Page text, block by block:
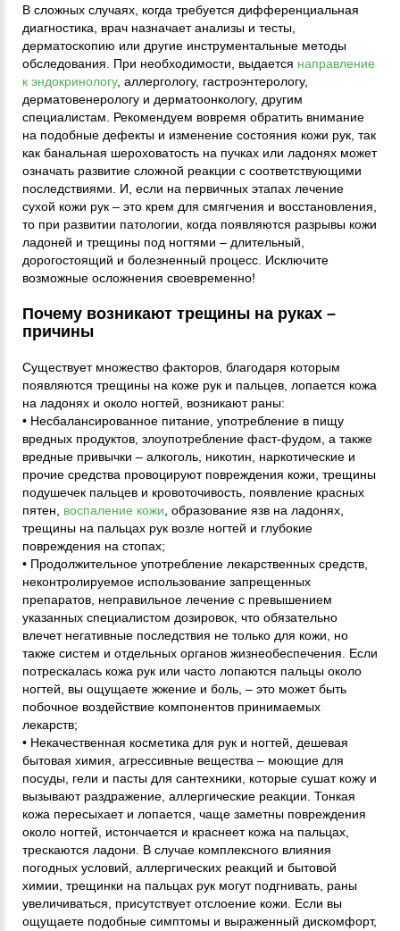
В сложных случаях, когда требуется дифференциальная
диагностика, врач назначает анализы и тесты,
дерматоскопию или другие инструментальные методы
обследования. При необходимости, выдается направление
к эндокринологу, аллергологу, гастроэнтерологу,
дерматовенерологу и дерматоонкологу, другим
специалистам. Рекомендуем вовремя обратить внимание
на подобные дефекты и изменение состояния кожи рук, так
как банальная шероховатость на пучках или ладонях может
означать развитие сложной реакции с соответствующими
последствиями. И, если на первичных этапах лечение
сухой кожи рук – это крем для смягчения и восстановления,
то при развитии патологии, когда появляются разрывы кожи
ладоней и трещины под ногтями – длительный,
дорогостоящий и болезненный процесс. Исключите
возможные осложнения своевременно!
Почему возникают трещины на руках –
причины
Существует множество факторов, благодаря которым
появляются трещины на коже рук и пальцев, лопается кожа
на ладонях и около ногтей, возникают раны:
• Несбалансированное питание, употребление в пищу
вредных продуктов, злоупотребление фаст-фудом, а также
вредные привычки – алкоголь, никотин, наркотические и
прочие средства провоцируют повреждения кожи, трещины
подушечек пальцев и кровоточивость, появление красных
пятен, воспаление кожи , образование язв на ладонях,
трещины на пальцах рук возле ногтей и глубокие
повреждения на стопах;
• Продолжительное употребление лекарственных средств,
неконтролируемое использование запрещенных
препаратов, неправильное лечение с превышением
указанных специалистом дозировок, что обязательно
влечет негативные последствия не только для кожи, но
также систем и отдельных органов жизнеобеспечения. Если
потрескалась кожа рук или часто лопаются пальцы около
ногтей, вы ощущаете жжение и боль, – это может быть
побочное воздействие компонентов принимаемых
лекарств;
• Некачественная косметика для рук и ногтей, дешевая
бытовая химия, агрессивные вещества – моющие для
посуды, гели и пасты для сантехники, которые сушат кожу и
вызывают раздражение, аллергические реакции. Тонкая
кожа пересыхает и лопается, чаще заметны повреждения
около ногтей, истончается и краснеет кожа на пальцах,
трескаются ладони. В случае комплексного влияния
погодных условий, аллергических реакций и бытовой
химии, трещинки на пальцах рук могут подгнивать, раны
увеличиваться, присутствует отслоение кожи. Если вы
ощущаете подобные симптомы и выраженный дискомфорт,